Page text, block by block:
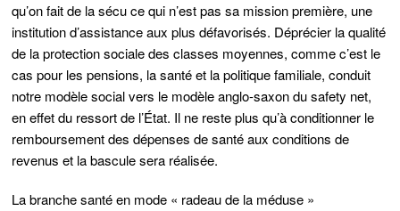
qu’on fait de la sécu ce qui n’est pas sa mission première, une
institution d’assistance aux plus défavorisés. Déprécier la qualité
de la protection sociale des classes moyennes, comme c’est le
cas pour les pensions, la santé et la politique familiale, conduit
notre modèle social vers le modèle anglo-saxon du safety net,
en effet du ressort de l’État. Il ne reste plus qu’à conditionner le
remboursement des dépenses de santé aux conditions de
revenus et la bascule sera réalisée.
La branche santé en mode « radeau de la méduse »